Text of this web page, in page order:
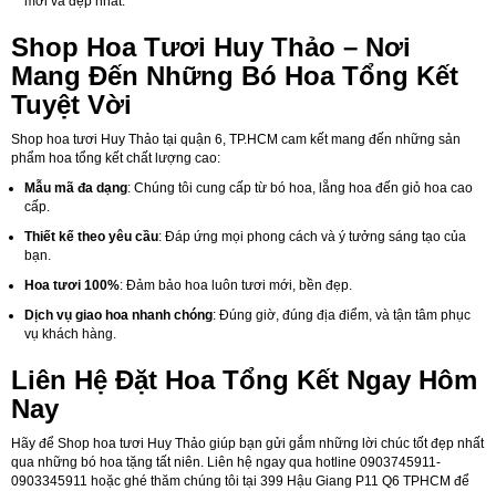
Shop Hoa Tươi Huy Thảo – Nơi
Mang Đến Những Bó Hoa Tổng Kết
Tuyệt Vời
Shop hoa tươi Huy Thảo tại quận 6, TP.HCM cam kết mang đến những sản
phẩm hoa tổng kết chất lượng cao:
Mẫu mã đa dạng: Chúng tôi cung cấp từ bó hoa, lẵng hoa đến giỏ hoa cao
cấp.
Thiết kế theo yêu cầu: Đáp ứng mọi phong cách và ý tưởng sáng tạo của
bạn.
Hoa tươi 100%: Đảm bảo hoa luôn tươi mới, bền đẹp.
Dịch vụ giao hoa nhanh chóng: Đúng giờ, đúng địa điểm, và tận tâm phục
vụ khách hàng.
Liên Hệ Đặt Hoa Tổng Kết Ngay Hôm
Nay
Hãy để Shop hoa tươi Huy Thảo giúp bạn gửi gắm những lời chúc tốt đẹp nhất
qua những bó hoa tặng tất niên. Liên hệ ngay qua hotline 0903745911-
0903345911 hoặc ghé thăm chúng tôi tại 399 Hậu Giang P11 Q6 TPHCM để